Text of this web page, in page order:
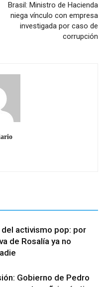
Brasil: Ministro de Hacienda
niega vínculo con empresa
investigada por caso de
corrupción
activismo pop: por
de Rosalía ya no
Gobierno de Pedro